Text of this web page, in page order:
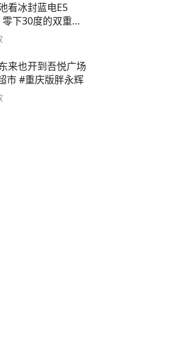
看冰封蓝电E5
下30度的双重冰
录
来也开到吾悦广场
市 #重庆版胖永辉